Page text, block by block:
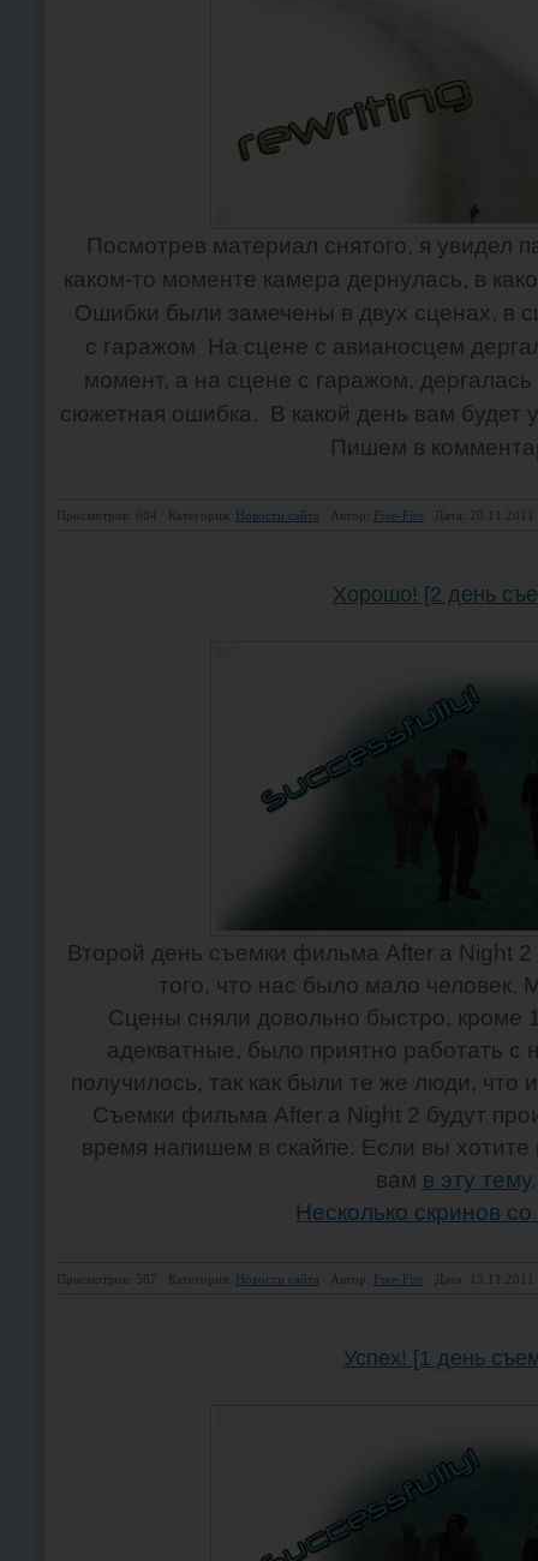
Посмотрев материал снятого, я увидел
каком-то моменте камера дернулась, в
Ошибки были замечены в двух сценах, в
с гаражом На сцене с авианосцем
момент, а на сцене с гаражом,
сюжетная ошибка. В какой день вам будет
Пишем в
Просмотров: 604 Категория: Новости сайта Автор: Free-Fire Дата: 20.11.2011
Хорошо! [2 день
Второй день съемки фильма After a Night
того, что нас было мало человек.
Сцены сняли довольно быстро, кроме
адекватные, было приятно работать
получилось, так как были те же люди,
Съемки фильма After a Night 2 будут
время напишем в скайпе. Если вы хотите
вам в эту тему.
Несколько скринов
Просмотров: 587 Категория: Новости сайта Автор: Free-Fire Дата: 13.11.2011
Успех! [1 день